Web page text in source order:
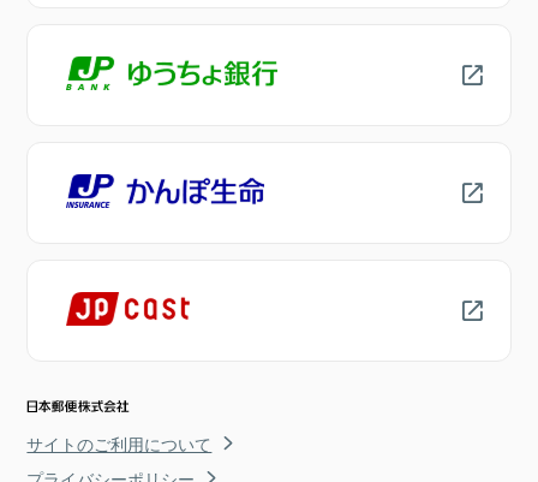
サイトのご利用について